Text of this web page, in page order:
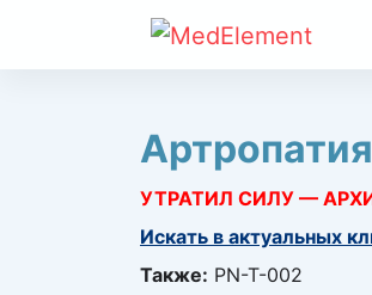
УТРАТИЛ СИЛУ —
Искать в актуальных
Также: PN-T-002